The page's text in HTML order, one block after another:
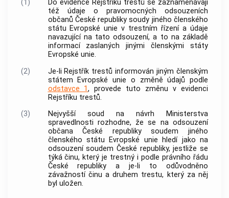
(1)
Do evidence Rejstříku trestů se zaznamenávají
též údaje o pravomocných odsouzeních
občanů České republiky soudy jiného členského
státu Evropské unie v trestním řízenía údaje
navazující na tato odsouzení, a to na základě
informací zaslaných jinými členskými státy
Evropské unie.
(2)
Je-li Rejstřík trestů informován jiným členským
státem Evropské unie o změně údajů podle
odstavce 1, provede tuto změnu v evidenci
Rejstříku trestů.
(3)
Nejvyšší soud na návrh Ministerstva
spravedlnosti rozhodne, že se na odsouzení
občana České republiky soudem jiného
členského státu Evropské unie hledí jako na
odsouzení soudem České republiky, jestliže se
týká činu, který je trestný i podle právního řádu
České republiky a je-li to odůvodněno
závažností činu a druhem trestu, který za něj
byl uložen.